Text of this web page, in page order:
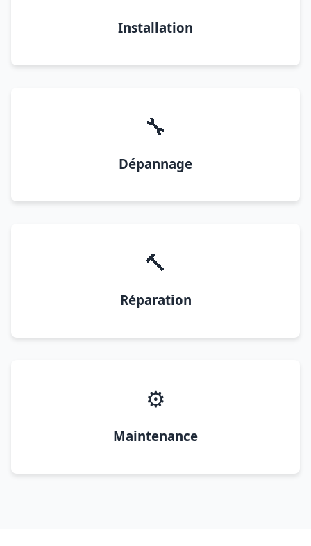
Installation
🔧
Dépannage
🔨
Réparation
⚙️
Maintenance